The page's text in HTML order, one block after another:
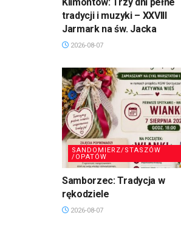
tradycji i muzyki – XXVIII
Jarmark na św. Jacka
2026-08-07
SANDOMIERZ/STASZÓW
/OPATÓW
Samborzec: Tradycja w
rękodziele
2026-08-07